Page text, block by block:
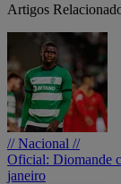
Artigos
// Nacional //
Oficial: Diomande
janeiro